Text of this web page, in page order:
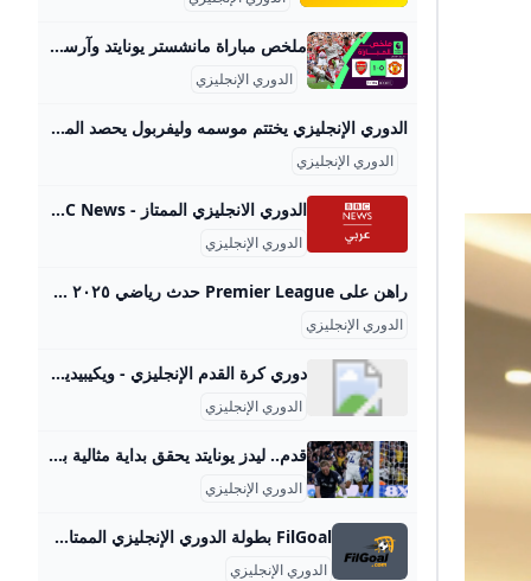
ملخص مباراة مانشستر يونايتد وآرسنال الدوري الإنجليزي - الجولة 1 - YouTube عاد آرسنال من ميدان منافسه مانشستر يونايتد بالفوز 1-0، ضمن الجولة الأولى من الدوري الإنجليزي الممتاز اليوم الأحد.وسجل هدف المباراة الوحيد الإيطالي ريكاردو كا…
الدوري الإنجليزي
الدوري الإنجليزي يختتم موسمه وليفربول يحصد المركز الثالث في جدول الترتيب عدن نيوز اختتم الدوري الإنجليزي موسمه (الأحد) بالجولة الـ38 من المسابقة التي شهدت 10 مباريات كانت حافلة بالندية والإثارة. ورغم حسم مانشستر سيتي لقب المسابقة قبل 3 محرر 323 مايو 2021 اختتم الدوري الإنجليزي موسمه (الأحد) بالجولة الـ38 من المسابقة التي شهدت 10 مباريات كانت حافلة بالندية والإثارة. ورغم حسم مانشستر سيتي لقب المسابقة قبل 3 مباريات من النهاية، عقب خسارة مانشستر يونايتد أمام ليستر سيتي 1-2 في الجولة 36 من المسابقة، فإن الصراع على مقاعد البطولات الأوروبية الثلاث، وكذلك النجاة من الهبوط أشعل نيران المنافسة بين كل الفرق حتى الجولة الأخيرة.
الدوري الإنجليزي
الدوري الانجليزي الممتاز - BBC News عربي 20 أغسطس/ آب 2025 14 أغسطس/ آب 2025 13 أغسطس/ آب 2025 10 يونيو/ حزيران 2025 8 يونيو/ حزيران 2025 28 مايو/ أيار 2025 27 مايو/ أيار 2025 25 مايو/ أيار 2025 5 مايو/ أيار 2025 28 أبريل/ نيسان 2025 27 أبريل/ نيسان 2025 22 أبريل/ نيسان 2025 12 أبريل/ نيسان 2025 10 أبريل/ نيسان 2025 17 مارس/ آذار 2025 24 يناير/ كانون الثاني 2025 29 ديسمبر/ كانون الأول 2024 24 ديسمبر/ كانون الأول 2024 6 ديسمبر/ كانون الأول 2024 29 نوفمبر/ تشرين الثاني 2024 27 نوفمبر/ تشرين الثاني 2024 25 نوفمبر/ تشرين الثاني 2024 2 سبتمبر/ أيلول 2024 13 يوليو/ تموز 2024
الدوري الإنجليزي
راهن على Premier League حدث رياضي ٢٠٢٥ 🏆 راهن عبر الإنترنت على Premier League واعثر على أفضل وكلاء المراهنات عبر الإنترنت في sports-arabic.com ✅ أفضل الاحتمالات ✅ وكلاء المراهنات المرخصون ✅ عوائد سريعة يبرز الدوري الإنجليزي الممتاز ، والمعروف على نطاق واسع باسم الدوري الإنجليزي الممتاز ، باعتباره أكبر دوري كرة قدم وأكثرها شعبية في العالم والأكثر مشاهدة للحدث الرياضي. يتكون هذا الدوري من عشرين فريقًا ويتنافسون في مباريات الذهاب والإياب. هناك إجمالي 380 لعبة خلال الموسم ، مما يوفر أفضل مواقع المراهنات عبر الإنترنت مع العديد من أحداث الرهان.
الدوري الإنجليزي
دوري كرة القدم الإنجليزي - ويكيبيديا 35 لغة- Български বাংলা Bosanski Čeština Deutsch Ελληνικά English Español Eesti Euskara فارسی Suomi עברית Magyar Bahasa Indonesia Íslenska Italiano 한
الدوري الإنجليزي
قدم.. ليدز يونايتد يحقق بداية مثالية بالدوري الإنجليزي الممتاز ‘بالفوز على إيفرتون بهدف دون رد، في ختام منافسات الجولة الأولى للمسابقة، وظهور أول لجاك غريليش مع “التوفيز”.. - Anadolu Ajansı’ بالفوز على إيفرتون بهدف دون رد، في ختام منافسات الجولة الأولى للمسابقة، وظهور أول لجاك غريليش مع “التوفيز”.. Ahmed Hassan |19.08.2025 - محدث : 19.08.2025 إسطنبول / أحمد حسن / الأناضول حقق فريق ليدز يونايتد، الصاعد حديثا للدوري الإنجليزي الممتاز لكرة القدم، بداية مثالية في المسابقة، بعدما تغلب على ضيفه إيفرتون بهدف دون رد، الاثنين، على ملعب “إيلاند رود”، في ختام الجولة الأولى.
الدوري الإنجليزي
FilGoal بطولة الدوري الإنجليزي الممتاز - 2025/2024 بطولة الدوري الإنجليزي الممتاز - 2025/2024 الرئيسية أخبار مباريات ميركاتو فانتازي في الجول مسابقة التوقعات فيديوهات عدسات آراء حرة ركن الألعاب الدوري المصري الدوري الإنجليزي الممتاز الدوري الإسباني الدوري الإيطالي الدوري الفرنسي الدوري الألماني الدوري السعودي للمحترفين دوري أبطال إفريقيا كأس الكونفدرالية دوري أبطال أوروبا كل البطولات الكرة المصرية الدوري المصري الكرة الأوروبية الكرة الإفريقية منتخب مصر سعودي في الجول الدوري الإنجليزي الدوري الإسباني دوري أبطال أوروبا القسم الثاني رياضات أخرى
الدوري الإنجليزي